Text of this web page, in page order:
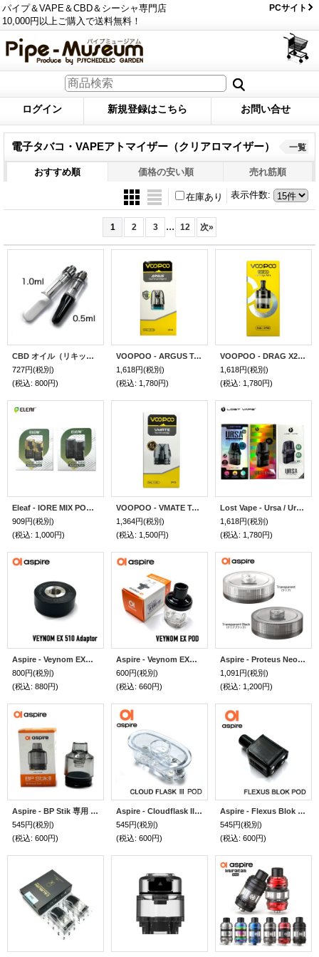
パイプ＆VAPE＆CBD＆シーシャ専門店
10,000円以上ご購入で送料無料！
PCサイト
ログイン 新規登録はこちら お問い合せ
電子タバコ・VAPEアトマイザー（クリアロマイザー） 一覧
おすすめ順 価格の安い順 売れ筋順
表示件数:
在庫あり
1 2 3 ... 12 次»
CBD オイル（リキッド）用アトマイザー 0.5ml ／ 0.8ml ／ 1.0ml 【まとめ買い割引あり】
727円(税別)
(税込: 800円)
VOOPOO - ARGUS Top Fill Cartridge V2（3個入り）
1,618円(税別)
(税込: 1,780円)
VOOPOO - DRAG X2 / DRAG S2 用 MTL POD 2個入り
1,618円(税別)
(税込: 1,780円)
Eleaf - IORE MIX POD イーリーフ イオレミックス 交換用ポッド（2個入り）
909円(税別)
(税込: 1,000円)
VOOPOO - VMATE Top Fill Cartridge（2個入り）
1,364円(税別)
(税込: 1,500円)
Lost Vape - Ursa / Ursa V2 / Ursa V3 POD（3個入り）
1,618円(税別)
(税込: 1,780円)
Aspire - Veynom EX／LX 用 510 アダプター 1個入り
800円(税別)
(税込: 880円)
Aspire - Veynom EX／LX 用 POD 1個入り
600円(税別)
(税込: 660円)
Aspire - Proteus Neo Tank プロテウスネオ 専用 POD 1個入り
1,091円(税別)
(税込: 1,200円)
Aspire - BP Stik 専用 POD 1個入り
545円(税別)
(税込: 600円)
Aspire - Cloudflask III 専用 POD 1個入り
545円(税別)
(税込: 600円)
Aspire - Flexus Blok 専用 POD 1個入り
545円(税別)
(税込: 600円)